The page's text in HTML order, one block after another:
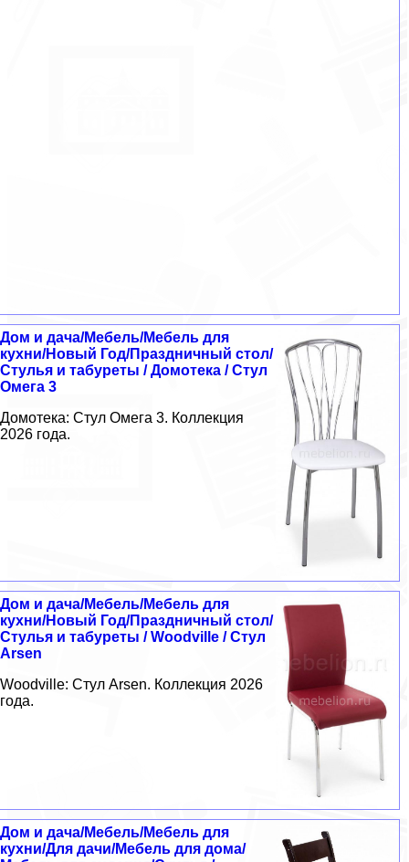
Дом и дача/Мебель/Мебель для
кухни/Новый Год/Праздничный стол/
Стулья и табуреты / Домотека / Стул
Омега 3
Домотека: Стул Омега 3. Коллекция
2026 года.
Дом и дача/Мебель/Мебель для
кухни/Новый Год/Праздничный стол/
Стулья и табуреты / Woodville / Стул
Arsen
Woodville: Стул Arsen. Коллекция 2026
года.
Дом и дача/Мебель/Мебель для
кухни/Для дачи/Мебель для дома/